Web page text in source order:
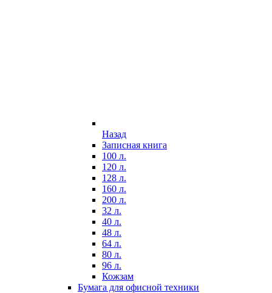
Назад
Записная книга
100 л.
120 л.
128 л.
160 л.
200 л.
32 л.
40 л.
48 л.
64 л.
80 л.
96 л.
Кожзам
Бумага для офисной техники